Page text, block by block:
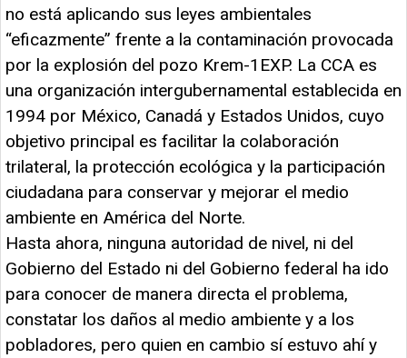
no está aplicando sus leyes ambientales
“eficazmente” frente a la contaminación provocada
por la explosión del pozo Krem-1EXP. La CCA es
una organización intergubernamental establecida en
1994 por México, Canadá y Estados Unidos, cuyo
objetivo principal es facilitar la colaboración
trilateral, la protección ecológica y la participación
ciudadana para conservar y mejorar el medio
ambiente en América del Norte.
Hasta ahora, ninguna autoridad de nivel, ni del
Gobierno del Estado ni del Gobierno federal ha ido
para conocer de manera directa el problema,
constatar los daños al medio ambiente y a los
pobladores, pero quien en cambio sí estuvo ahí y